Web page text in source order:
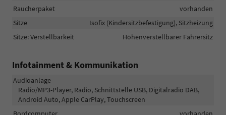
Raucherpaket
vorhanden
Sitze
Isofix (Kindersitzbefestigung), Sitzheizung
Sitze: Verstellbarkeit
Höhenverstellbarer Fahrersitz
Infotainment & Kommunikation
Audioanlage
Radio/MP3-Player, Radio, Schnittstelle USB, Digitalradio DAB,
Android Auto, Apple CarPlay, Touchscreen